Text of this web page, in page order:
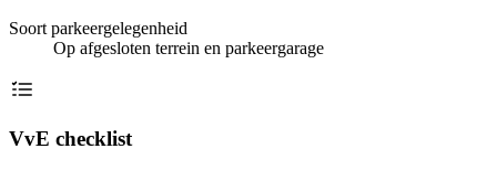
Soort parkeergelegenheid
Op afgesloten terrein en parkeergarage
VvE checklist